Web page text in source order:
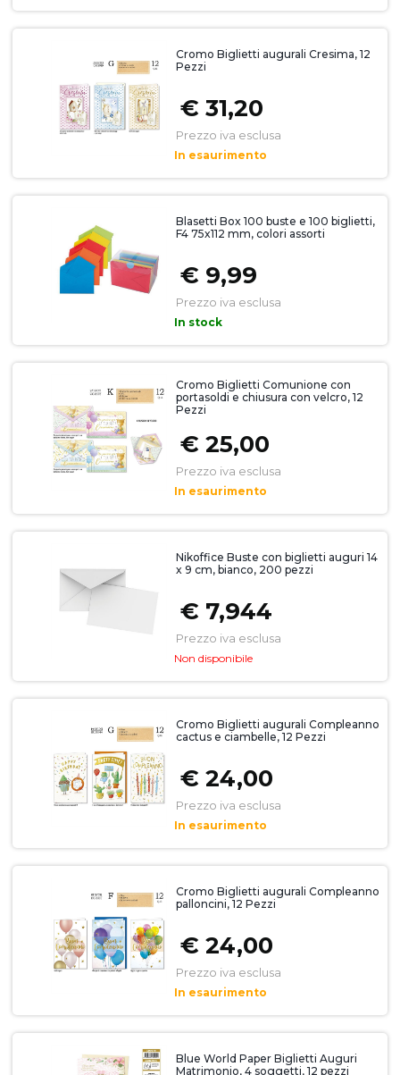
Cromo Biglietti augurali Cresima, 12
Pezzi
€ 31,20
Prezzo iva esclusa
In esaurimento
Blasetti Box 100 buste e 100 biglietti,
F4 75x112 mm, colori assorti
€ 9,99
Prezzo iva esclusa
In stock
Cromo Biglietti Comunione con
portasoldi e chiusura con velcro, 12
Pezzi
€ 25,00
Prezzo iva esclusa
In esaurimento
Nikoffice Buste con biglietti auguri 14
x 9 cm, bianco, 200 pezzi
€ 7,944
Prezzo iva esclusa
Non disponibile
Cromo Biglietti augurali Compleanno
cactus e ciambelle, 12 Pezzi
€ 24,00
Prezzo iva esclusa
In esaurimento
Cromo Biglietti augurali Compleanno
palloncini, 12 Pezzi
€ 24,00
Prezzo iva esclusa
In esaurimento
Blue World Paper Biglietti Auguri
Matrimonio, 4 soggetti, 12 pezzi